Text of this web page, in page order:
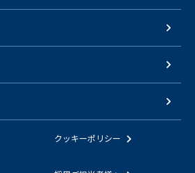
クッキーポリシー